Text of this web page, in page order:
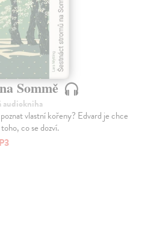
Sommě
audiokniha
vlastní kořeny? Edvard je chce
co se dozví.